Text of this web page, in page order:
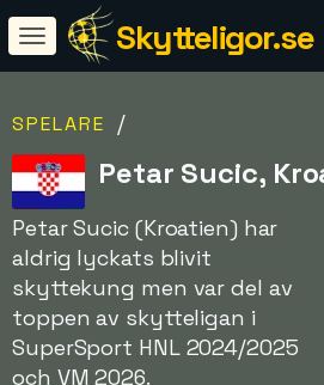
Skytteligor.se
SPELARE /
Petar Sucic,
Petar Sucic (Kroatien) har
aldrig lyckats blivit
skyttekung men var del av
toppen av skytteligan i
SuperSport HNL 2024/2025
och VM 2026.